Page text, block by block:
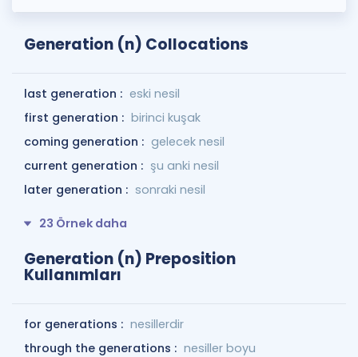
Generation (n) Collocations
last generation : eski nesil
first generation : birinci kuşak
coming generation : gelecek nesil
current generation : şu anki nesil
later generation : sonraki nesil
23 Örnek daha
Generation (n) Preposition
Kullanımları
for generations : nesillerdir
through the generations : nesiller boyu